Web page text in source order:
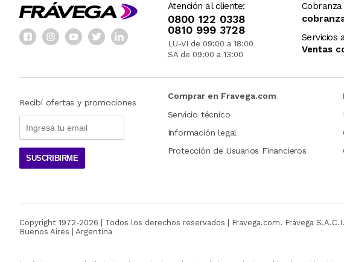
Atención al cliente:
0800 122 0338
0810 999 3728
LU-VI de 09:00 a 18:00
SA de 09:00 a 13:00
Servicios
Ventas
Recibí ofertas y promociones
SUSCRIBIRME
Comprar en Fravega.com
Servicio técnico
Información legal
Protección de Usuarios Financieros
Copyright 1972-2026 | Todos los derechos reservados | Fravega.com. Frávega
Buenos Aires | Argentina